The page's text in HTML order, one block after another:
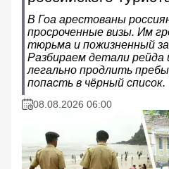
В Гоа арестованы
просроченные визы. Им
тюрьма и пожизненный
Разбираем детали рейда
легально продлить
попасть в чёрный список.
08.08.2026 06:00